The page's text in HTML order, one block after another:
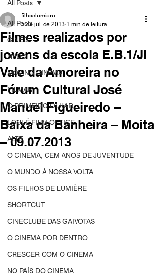
All Posts
CINED
NPDC
MOVING CINEMA
FILMAR
O PRIMEIRO OLHAR
LOULÉ FILM OFFICE
ALTE
O CINEMA, CEM ANOS DE JUVENTUDE
O MUNDO À NOSSA VOLTA
OS FILHOS DE LUMIÈRE
SHORTCUT
CINECLUBE DAS GAIVOTAS
O CINEMA POR DENTRO
CRESCER COM O CINEMA
NO PAÍS DO CINEMA
All Posts
Filmes realizados por
jovens da escola E.B.1/JI
Vale da Amoreira no
Fórum Cultural José
Manuel Figueiredo –
Baixa da Banheira – Moita
– 09.07.2013
filhoslumiere
5 de jul. de 2013 1 min de leitura